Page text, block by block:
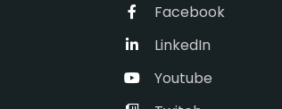
Facebook
LinkedIn
Youtube